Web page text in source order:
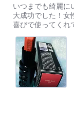
Review
by
on
Sep
2024
review
stating
妻
の
サ
プ
ラ
イ
ズ
いつまでも綺麗に
大成功でした！女
喜びで使ってくれ